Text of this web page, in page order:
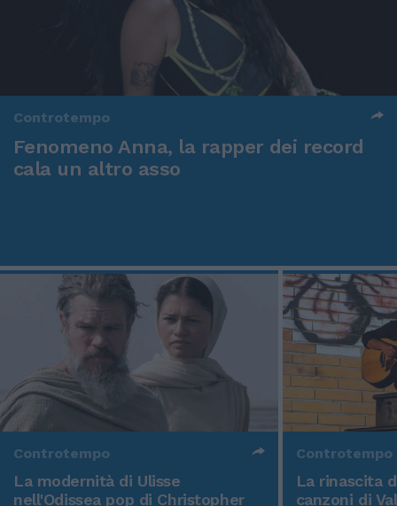
Controtempo
Fenomeno Anna, la rapper dei record
cala un altro asso
Controtempo
La modernità di Ulisse
nell'Odissea pop di Christopher
Controtempo
La rinascita
canzoni di